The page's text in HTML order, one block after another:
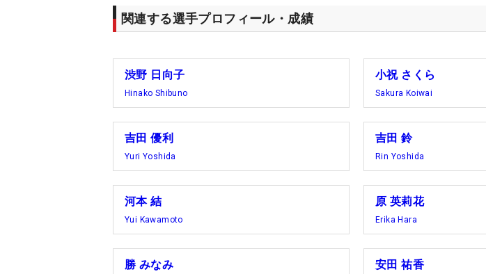
関連する選手プロフィール・成績
渋野 日向子
Hinako Shibuno
小祝 さくら
Sakura Koiwai
吉田 優利
Yuri Yoshida
吉田 鈴
Rin Yoshida
河本 結
Yui Kawamoto
原 英莉花
Erika Hara
勝 みなみ 安田 祐香